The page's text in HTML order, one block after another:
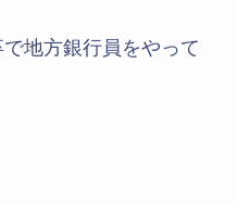
地方銀行員をやって